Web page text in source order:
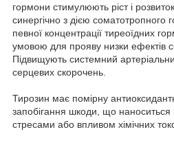
гормони стимулюють ріст і
синергічно з дією соматотропного
певної концентрації тиреоїдних
умовою для прояву низки ефектів
Підвищують системний
серцевих скорочень.
Тирозин має помірну
запобігання шкоди, що наноситься
стресами або впливом хімічних